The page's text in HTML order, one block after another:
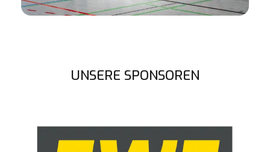
UNSERE SPONSOREN